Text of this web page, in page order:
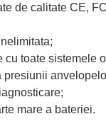
de calitate CE,
cu toate sistemele
presiunii
mare a bateriei.